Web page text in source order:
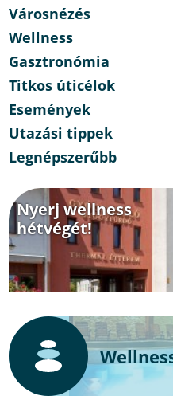
Városnézés
Wellness
Gasztronómia
Titkos úticélok
Események
Utazási tippek
Legnépszerűbb
Nyerj wellness
hétvégét!